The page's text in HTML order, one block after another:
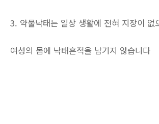
3. 약물낙태는 일상 생활에 전혀 지장이 없
여성의 몸에 낙태흔적을 남기지 않습니다